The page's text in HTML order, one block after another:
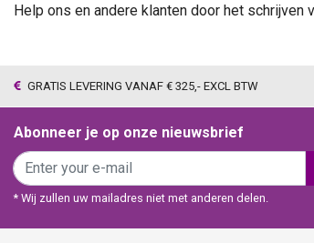
Help ons en andere klanten door het schrijven
GRATIS LEVERING VANAF € 325,- EXCL BTW
Abonneer je op onze nieuwsbrief
* Wij zullen uw mailadres niet met anderen delen.